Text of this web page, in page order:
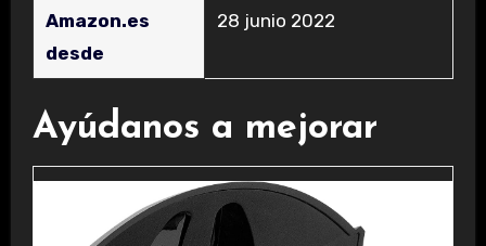
Amazon.es
desde
28 junio 2022
Ayúdanos a mejorar